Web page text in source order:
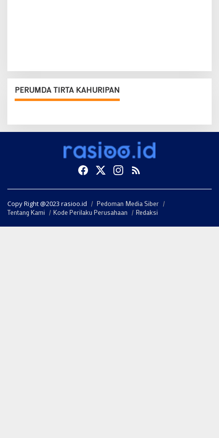
PERUMDA TIRTA KAHURIPAN
Copy Right @2023 rasioo.id
Pedoman Media Siber
Tentang Kami
Kode Perilaku Perusahaan Redaksi